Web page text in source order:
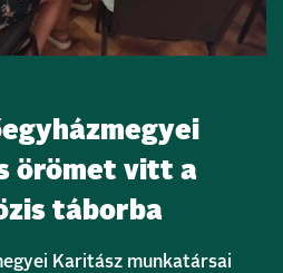
örömet vitt a
táborba
Karitász munkatársai